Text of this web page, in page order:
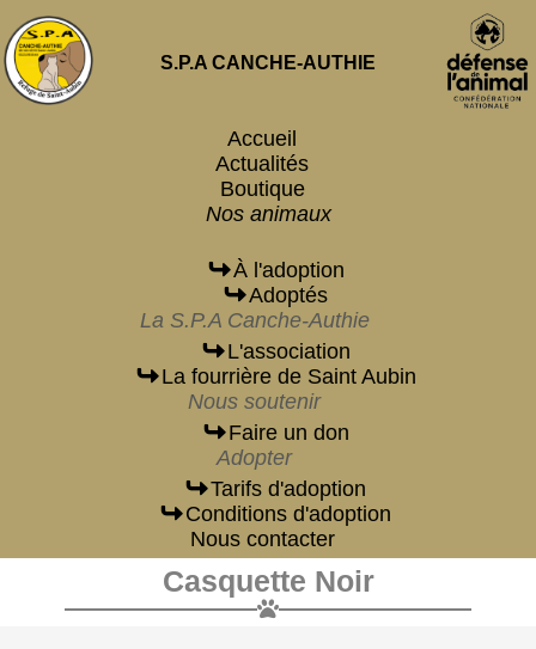
S.P.A CANCHE-AUTHIE
Accueil
Actualités
Boutique
Nos animaux
À l'adoption
Adoptés
La S.P.A Canche-Authie
L'association
La fourrière de Saint Aubin
Nous soutenir
Faire un don
Adopter
Tarifs d'adoption
Conditions d'adoption
Nous contacter
Casquette Noir